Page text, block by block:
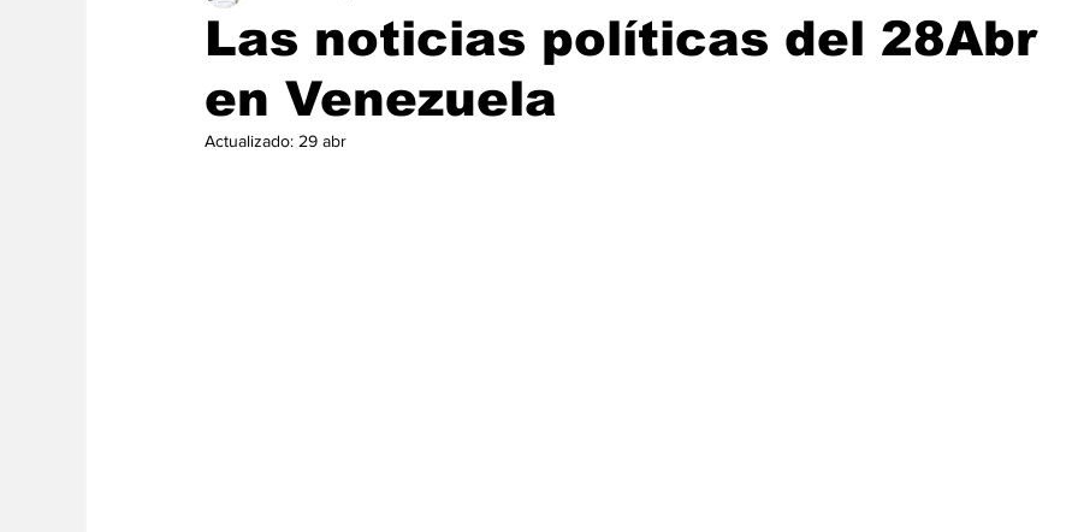
Las noticias políticas del 28Abr
en Venezuela
Actualizado: 29 abr